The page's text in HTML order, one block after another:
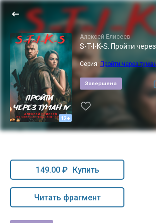
12+
Алексей Елисеев
S-T-I-K-S. Пройти
Серия: Пройти через
Завершена
149.00 ₽ Купить
Читать фрагмент